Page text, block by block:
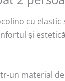
cu
și
un material